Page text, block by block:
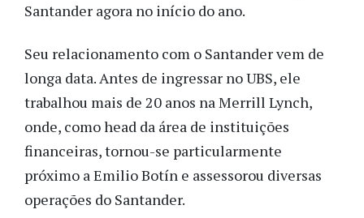
Santander agora no início do ano.
Seu relacionamento com o Santander vem de
longa data. Antes de ingressar no UBS, ele
trabalhou mais de 20 anos na Merrill Lynch,
onde, como head da área de instituições
financeiras, tornou-se particularmente
próximo a Emilio Botín e assessorou diversas
operações do Santander.